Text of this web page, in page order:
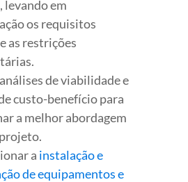
levando em
os requisitos
as restrições
de viabilidade e
custo-benefício para
a melhor abordagem
a instalação e
de equipamentos e